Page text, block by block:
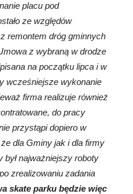
placu pod
ze względów
remontem dróg gminnych
z wybraną w drodze
na początku lipca i w
wcześniejsze wykonanie
firma realizuje również
do pracy
przystąpi dopiero w
dla Gminy jak i dla firmy
najważniejszy roboty
zrealizowaniu zadania
skate parku będzie więc